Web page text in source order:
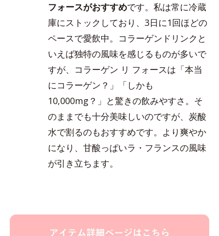
フォースがおすすめです。私は常に冷蔵
庫にストックしており、3日に1回ほどの
ペースで愛飲中。コラーゲンドリンクと
いえば独特の風味を感じるものが多いで
すが、コラーゲン リ フォースは「本当
にコラーゲン？」「しかも
10,000mg？」と驚きの飲みやすさ。そ
のままでも十分美味しいのですが、炭酸
水で割るのもおすすめです。より爽やか
になり、甘酸っぱいラ・フランスの風味
が引き立ちます。